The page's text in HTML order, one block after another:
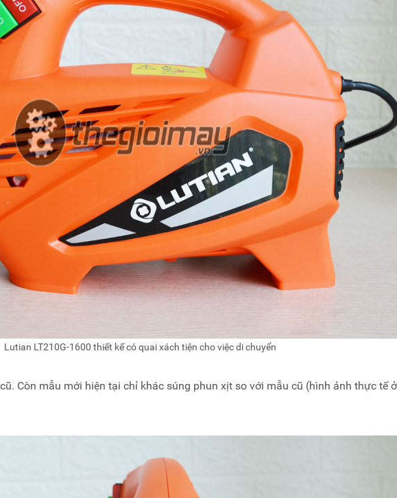
Lutian LT210G-1600 thiết kế có quai xách tiện cho việc di chuyển
Còn mẫu mới hiện tại chỉ khác súng phun xịt so với mẫu cũ (hình ảnh thực tế